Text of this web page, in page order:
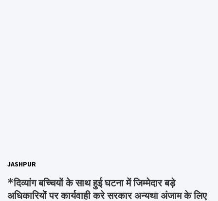
JASHPUR
*दिव्यांग बच्चियों के साथ हुई घटना में जिम्मेदार बड़े
अधिकारियों पर कार्यवाही करे सरकार अन्यथा अंजाम के लिए